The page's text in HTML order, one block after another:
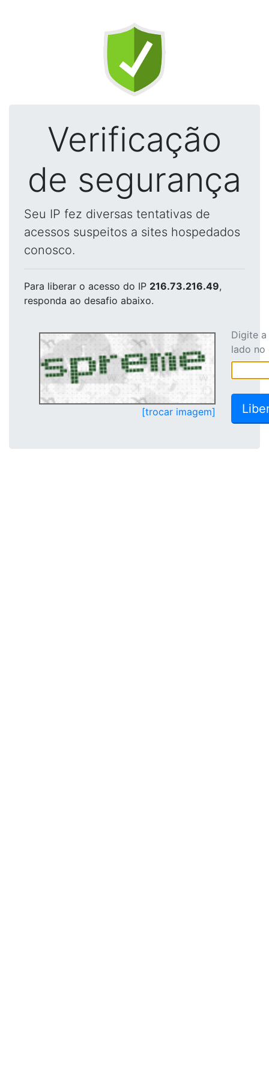
Verificação
de segurança
Seu IP fez diversas tentativas de
acessos suspeitos a sites hospedados
conosco.
Para liberar o acesso do IP 216.73.216.49,
responda ao desafio abaixo.
[trocar imagem]
Digite
lado no